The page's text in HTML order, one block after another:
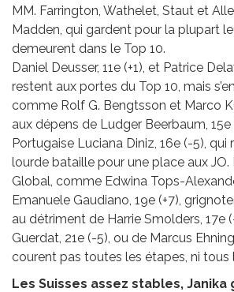
MM. Farrington, Wathelet, Staut et
Madden, qui gardent pour la plupart
demeurent dans le Top 10.
Daniel Deusser, 11e (+1), et Patrice
restent aux portes du Top 10, mais
comme Rolf G. Bengtsson et Marco
aux dépens de Ludger Beerbaum, 15e
Portugaise Luciana Diniz, 16e (-5), qui
lourde bataille pour une place aux JO.
Global, comme Edwina Tops-
Emanuele Gaudiano, 19e (+7),
au détriment de Harrie Smolders, 17e
Guerdat, 21e (-5), ou de Marcus
courent pas toutes les étapes, ni tous
Les Suisses assez stables, Janika